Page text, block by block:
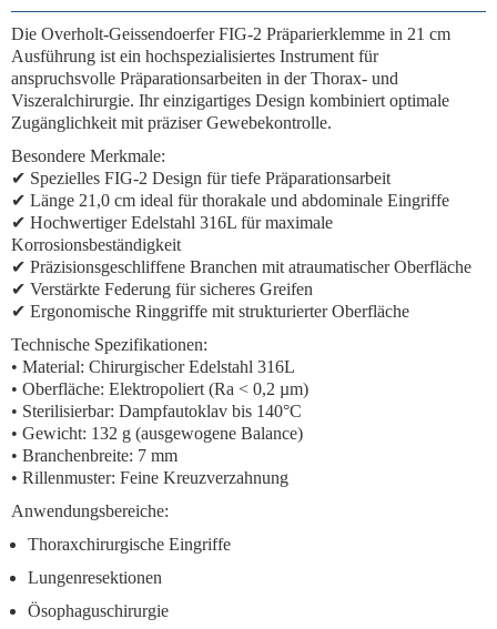
Die Overholt-Geissendoerfer FIG-2 Präparierklemme in 21 cm
Ausführung ist ein hochspezialisiertes Instrument für
anspruchsvolle Präparationsarbeiten in der Thorax- und
Viszeralchirurgie. Ihr einzigartiges Design kombiniert optimale
Zugänglichkeit mit präziser Gewebekontrolle.
Besondere Merkmale:
✔ Spezielles FIG-2 Design für tiefe Präparationsarbeit
✔ Länge 21,0 cm ideal für thorakale und abdominale Eingriffe
✔ Hochwertiger Edelstahl 316L für maximale
Korrosionsbeständigkeit
✔ Präzisionsgeschliffene Branchen mit atraumatischer Oberfläche
✔ Verstärkte Federung für sicheres Greifen
✔ Ergonomische Ringgriffe mit strukturierter Oberfläche
Technische Spezifikationen:
• Material: Chirurgischer Edelstahl 316L
• Oberfläche: Elektropoliert (Ra < 0,2 µm)
• Sterilisierbar: Dampfautoklav bis 140°C
• Gewicht: 132 g (ausgewogene Balance)
• Branchenbreite: 7 mm
• Rillenmuster: Feine Kreuzverzahnung
Anwendungsbereiche:
Thoraxchirurgische Eingriffe
Lungenresektionen
Ösophaguschirurgie